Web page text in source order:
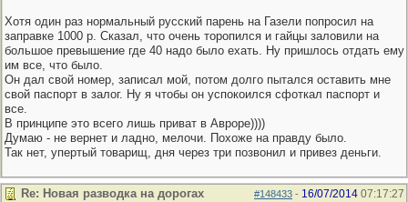
Хотя один раз нормальный русский парень на Газели попросил на
заправке 1000 р. Сказал, что очень торопился и гайцы заловили на
большое превышение где 40 надо было ехать. Ну пришлось отдать ему
им все, что было.
Он дал свой номер, записал мой, потом долго пытался оставить мне
свой паспорт в залог. Ну я чтобы он успокоился сфоткал паспорт и
все.
В принципе это всего лишь приват в Авроре))))
Думаю - не вернет и ладно, мелочи. Похоже на правду было.
Так нет, упертый товарищ, дня через три позвонил и привез деньги.
#148433 - 16/07/2014 07:17:27
Re: Новая разводка на дорогах